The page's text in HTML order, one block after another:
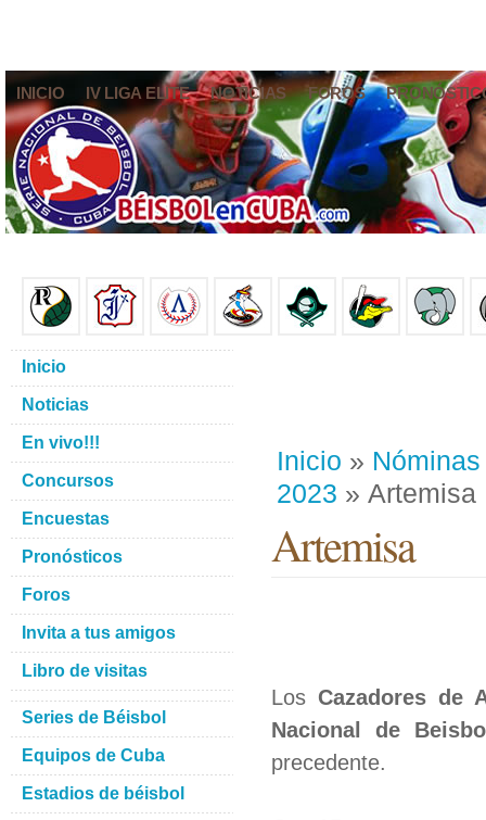
INICIO IV LIGA ELITE NOTICIAS FOROS
Inicio » Nóminas
2023 » Artemisa
Artemisa
Los Cazadores de
Nacional de
precedente.
Inicio
Noticias
En vivo!!!
Concursos
Encuestas
Pronósticos
Foros
Invita a tus amigos
Libro de visitas
Series de Béisbol
Equipos de Cuba
Estadios de béisbol